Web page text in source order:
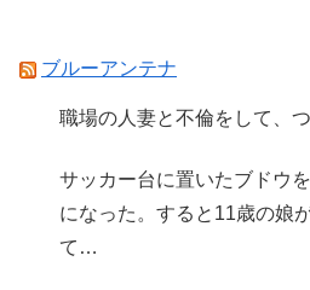
ブルーアンテナ
職場の人妻と不倫をして、つ
サッカー台に置いたブドウ
になった。すると11歳の娘
て…